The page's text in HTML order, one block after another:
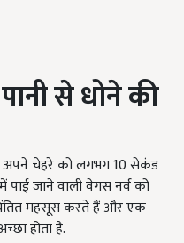
से धोने की
अपने चेहरे को लगभग10सेकंड
पाई जाने वाली वेगस नर्व को
महसूस करते हैं औरएक
होता है.